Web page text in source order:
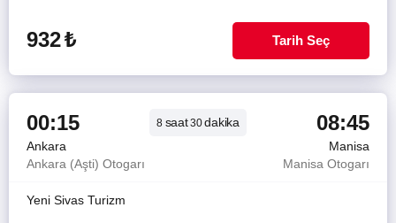
932₺ Tarih Seç
00:15 8 saat30dakika 08:45
Ankara
Manisa
Ankara (Aşti) Otogarı
Manisa Otogarı
Yeni Sivas Turizm